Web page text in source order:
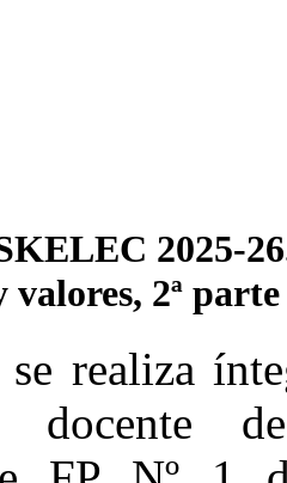
2025-
2ª parte
realiza
docente